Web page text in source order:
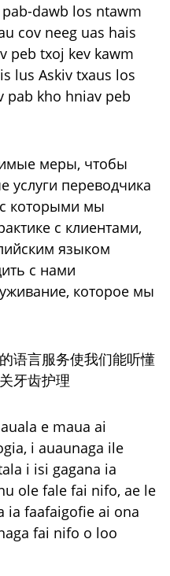
dawb los ntawm
cov neeg uas hais
peb txoj kev kawm
lus Askiv txaus los
pab kho hniav peb
меры, чтобы
услуги переводчика
которыми мы
с клиентами,
языком
с нами
которое мы
语言服务使我们能听懂
牙齿护理
e maua ai
i auaunaga ile
i isi gagana ia
ole fale fai nifo, ae le
ia faafaigofie ai ona
fai nifo o loo